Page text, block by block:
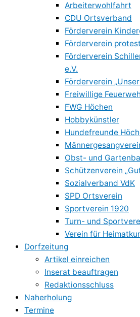
Arbeiterwohlfahrt
CDU Ortsverband
Förderverein
Förderverein
Förderverein
e.V.
Förderverein „Unser
Freiwillige
FWG Höchen
Hobbykünstler
Hundefreunde
Obst- und
Schützenverein
Sozialverband VdK
SPD Ortsverein
Sportverein 1920
Turn- und
Verein für
Dorfzeitung
Artikel einreichen
Inserat beauftragen
Redaktionsschluss
Naherholung
Termine